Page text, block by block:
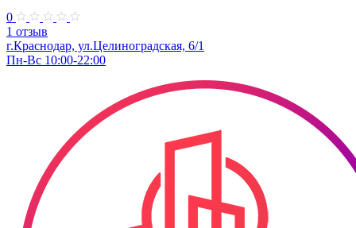
0
1 отзыв
г.Краснодар, ул.​Целиноградская, 6/1
Пн-Вс 10:00-22:00